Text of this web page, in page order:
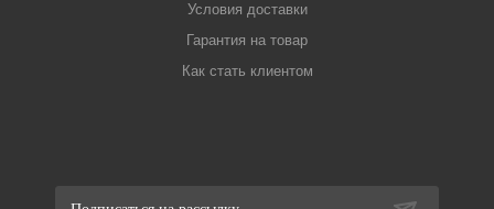
Условия доставки
Гарантия на товар
Как стать клиентом